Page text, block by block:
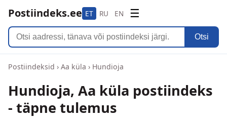
Postiindeks.ee ET RU EN ☰
Otsi
Postiindeksid › Aa küla › Hundioja
Hundioja, Aa küla postiindeks
- täpne tulemus